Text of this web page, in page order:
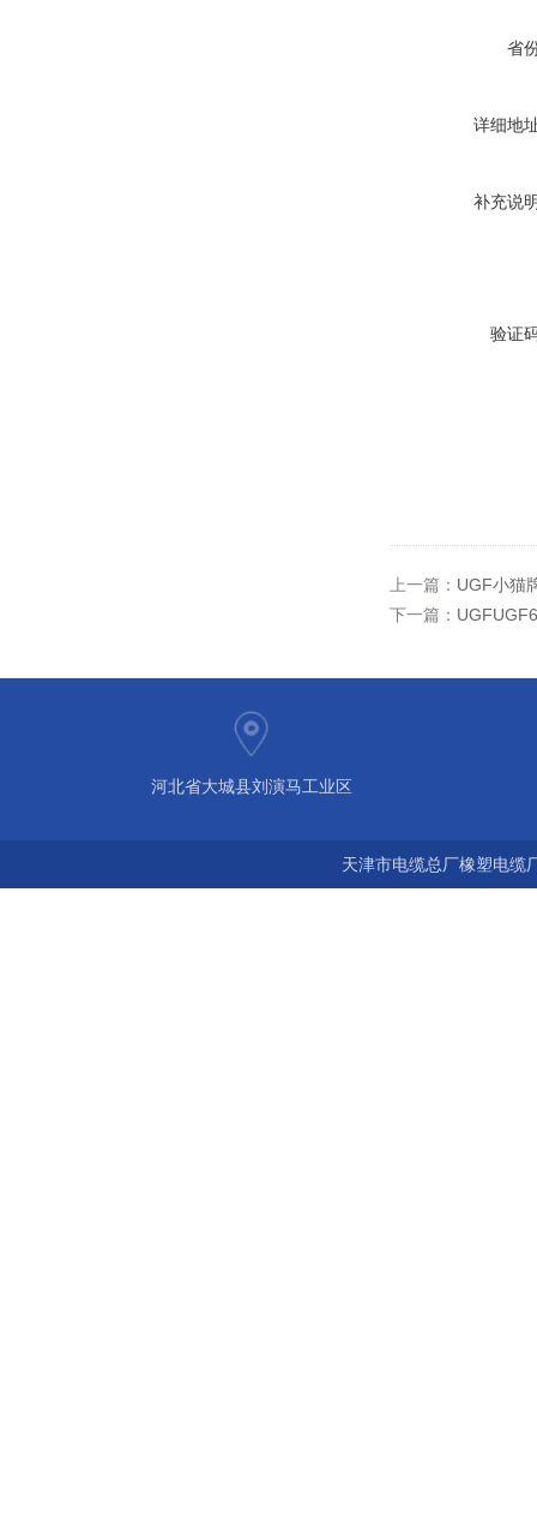
省
详细地
补充说
验证
上一篇： UGF小猫
下一篇：
河北省大城县刘演马工业区
天津市电缆总厂橡塑电